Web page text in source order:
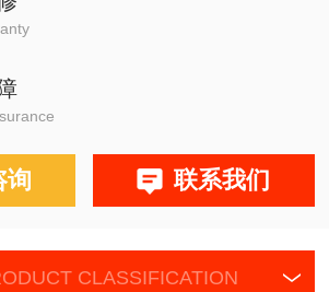
询 联系我们
CLASSIFICATION